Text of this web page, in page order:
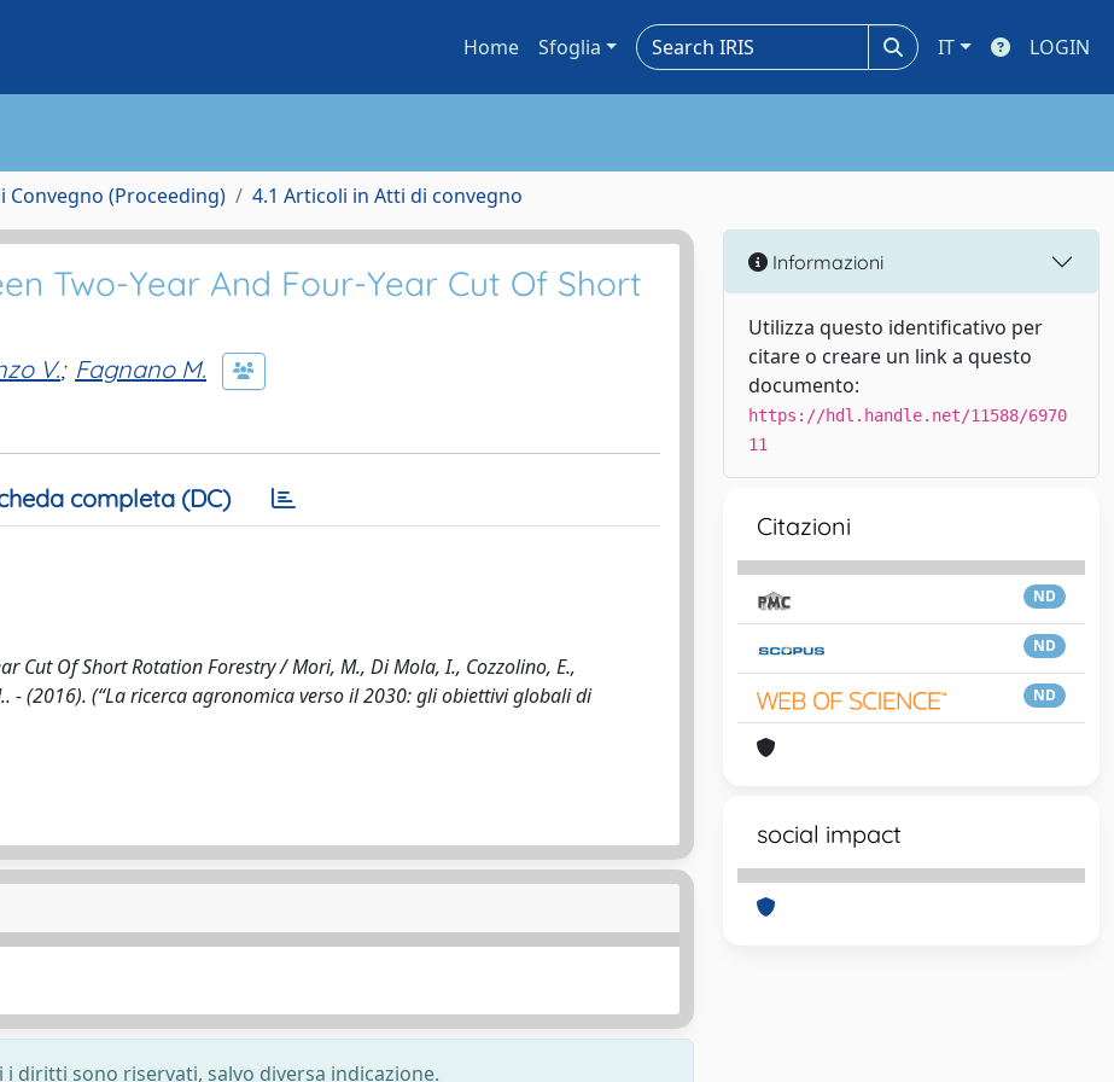
Home Sfoglia IT LOGIN
(Proceeding) 4.1 Articoli in Atti di convegno
Two-Year And Four-Year Cut Of Short
V.; Fagnano M.
completa (DC)
Cut Of Short Rotation Forestry / Mori, M., Di Mola, I., Cozzolino, E.,
- (2016). (“La ricerca agronomica verso il 2030: gli obiettivi globali di
diritti sono riservati, salvo diversa indicazione.
Informazioni
Utilizza questo identificativo per
citare o creare un link a questo
documento:
https://hdl.handle.net/11588/6970
11
Citazioni
ND
ND
ND
social impact